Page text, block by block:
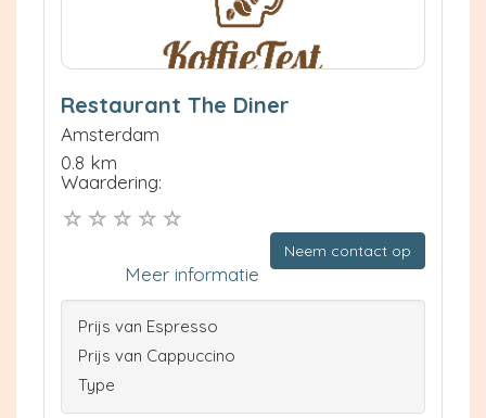
Restaurant The Diner
Amsterdam
0.8 km
Waardering:
Neem contact op
Meer informatie
Prijs van Espresso
Prijs van Cappuccino
Type